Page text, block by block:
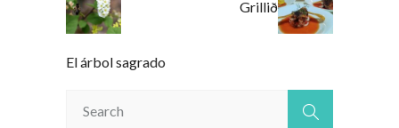
El árbol sagrado
Grillið